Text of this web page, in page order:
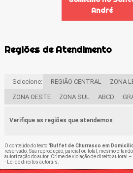
André
Regiões de Atendimento
Selecione: REGIÃO CENTRAL ZONA
ZONA OESTE ZONA SUL ABCD
Verifique as regiões que atendemos
O conteúdo do texto "Buffet de Churrasco em
reservado. Sua reprodução, parcial ou total, mesmo
autorização do autor. Crime de violação de direito autoral
- Lei de direitos autorais